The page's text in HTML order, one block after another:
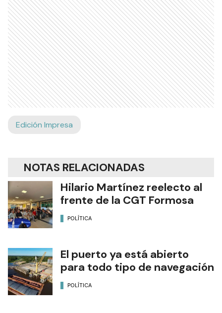
Edición Impresa
NOTAS RELACIONADAS
Hilario Martínez reelecto al
frente de la CGT Formosa
POLÍTICA
El puerto ya está abierto
para todo tipo de navegación
POLÍTICA